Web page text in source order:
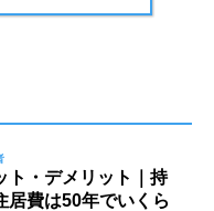
ト・デメリット｜持
居費は50年でいくら